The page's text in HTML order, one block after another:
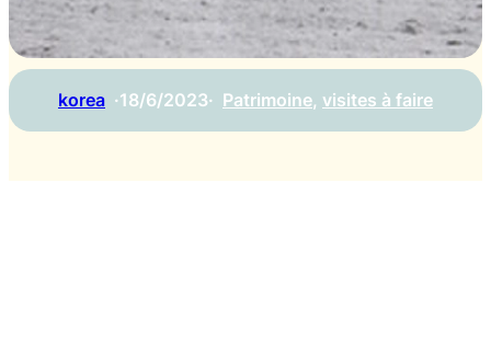
korea ·18/6/2023· Patrimoine, visites à faire